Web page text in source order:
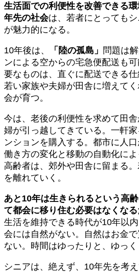
生活面での利便性を改善できる
年先の社会は、若者にとっても
が魅力的になる。
10年後は、 「陸の孤島」 問題は
ンによる空からの宅急便配送も
要なものは、直ぐに配送できる仕
若い家族や夫婦が田舎に増えて
会が育つ。
今は、老後の利便性を求めて田
婦が引っ越してきている。一軒
ンションを購入する。都市に人口
働き方の変化と移動の自動化によ
高齢者は、郊外や田舎に留まる
を離れていく。
あと10年は生きられるという高
て都会に移り住む必要はなくなる
生活を維持できる時代が10年以
会には自然がない。自然はお金
ない。時間はゆったりと、ゆっく
シニアは、絶えず、10年先を考